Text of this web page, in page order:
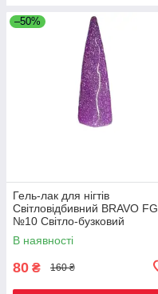
–50%
Гель-лак для нігтів
Світловідбивний BRAVO FG
№10 Світло-бузковий
В наявності
80 ₴ 160 ₴